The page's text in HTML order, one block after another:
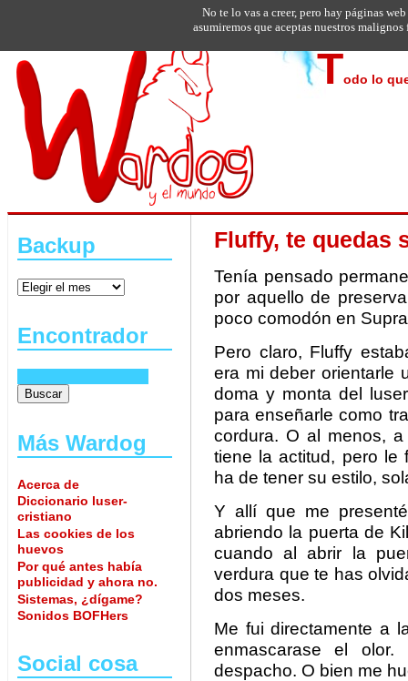
Todo lo
Backup
Encontrador
Más Wardog
Acerca de
Diccionario luser-
cristiano
Las cookies de los
huevos
Por qué antes había
publicidad y ahora no.
Sistemas, ¿dígame?
Sonidos BOFHers
Social cosa
Fluffy, te quedas
Tenía pensado
por aquello de
poco comodón en
Pero claro, Fluffy
era mi deber orientarle
doma y monta del
para enseñarle como
cordura. O al menos,
tiene la actitud, pero le
ha de tener su estilo,
Y allí que me
abriendo la puerta de
cuando al abrir la
verdura que te has
dos meses.
Me fui directamente a
enmascarase el
despacho. O bien me
No te lo vas a creer, pero hay páginas
asumiremos que aceptas nuestros